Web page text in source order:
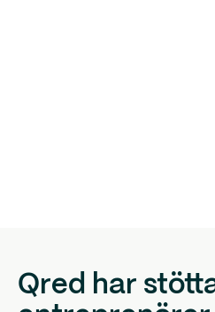
Qred har